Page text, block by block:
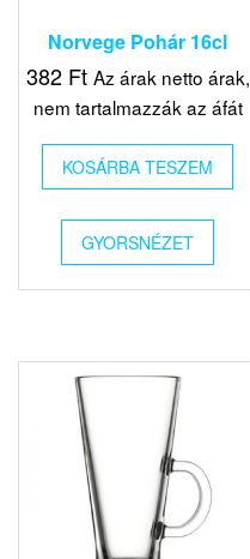
Norvege Pohár 16cl
382 Ft Az árak netto árak,
nem tartalmazzák az áfát
KOSÁRBA TESZEM
GYORSNÉZET